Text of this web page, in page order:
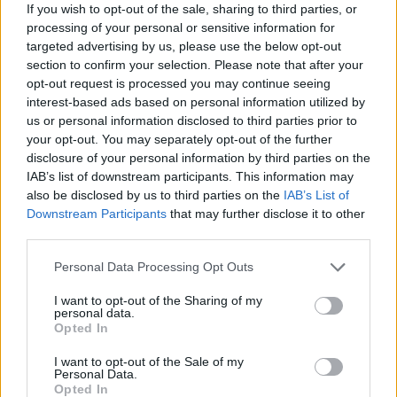
If you wish to opt-out of the sale, sharing to third parties, or
processing of your personal or sensitive information for
targeted advertising by us, please use the below opt-out
section to confirm your selection. Please note that after your
opt-out request is processed you may continue seeing
interest-based ads based on personal information utilized by
us or personal information disclosed to third parties prior to
your opt-out. You may separately opt-out of the further
disclosure of your personal information by third parties on the
IAB’s list of downstream participants. This information may
also be disclosed by us to third parties on the IAB’s List of
Downstream Participants that may further disclose it to other
Personal Data Processing Opt Outs
I want to opt-out of the Sharing of my
personal data.
Opted In
I want to opt-out of the Sale of my
Personal Data.
Opted In
został odsunięty od składu australijskiego Legacy
Esports za nieodpowiednie podejście względem swoich
kolegów. Jakiś czas po tym uplasował się na 3-4.
miejscu w lidze tureckiej, gdzie obyło się bez dram.
Natomiast problemy z EMENESEM powróciły, gdy
dołączył do grającego w Northern League of Legends
Championship JDXL. W kuluarach mówiło się, że był
toksyczny i nadużywał substancji zawierających alkohol.
Gwoździem do trumny była gra na szczycie ligi, w której
EMENES wybrał Taliyah i upadł aż pięć razy w 14 minut.
A zrobił to w bardzo nieodpowiedzialny sposób, gdyż
wchodził w przeciwnika przy każdej możliwej okazji. Po
tym odsunięto od głównego składu akademii EXCEL
ESPORTS, a w zamian za niego wszedł Adrian "Mrozku"
Skonieczny. Oficjalnym powodem takiego ruchu były złe
powtórzyła się sytuacja z występów w Oceanic Pro
League. 2023 rok EMENES spędził w Cloud9 i mówiło